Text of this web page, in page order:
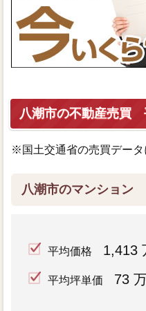
八潮市の不動産売買
※国土交通省の売買データ
八潮市のマンション
平均価格 1,413
平均坪単価 73